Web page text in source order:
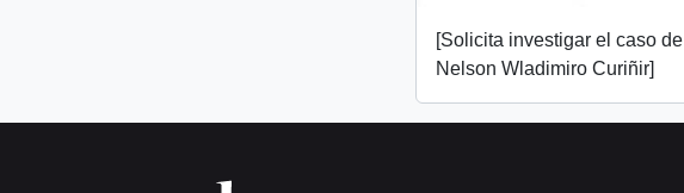
[Solicita investigar el caso de
Nelson Wladimiro Curiñir]